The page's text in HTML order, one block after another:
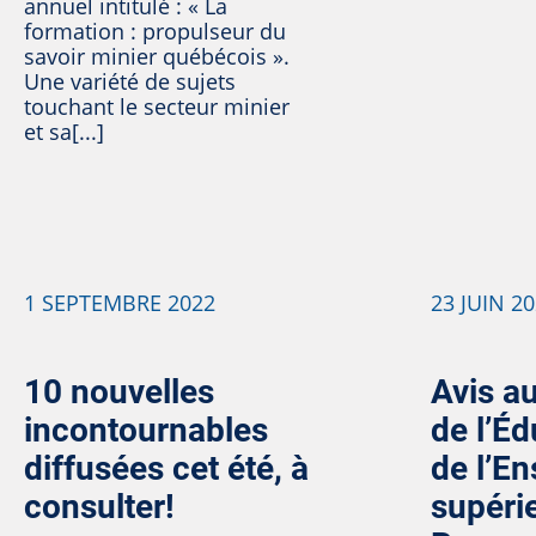
annuel intitulé : « La
formation : propulseur du
savoir minier québécois ».
Une variété de sujets
touchant le secteur minier
et sa[...]
1 SEPTEMBRE 2022
10 nouvelles
incontournables
diffusées cet été, à
consulter!
23 JUIN
Avis
de
de